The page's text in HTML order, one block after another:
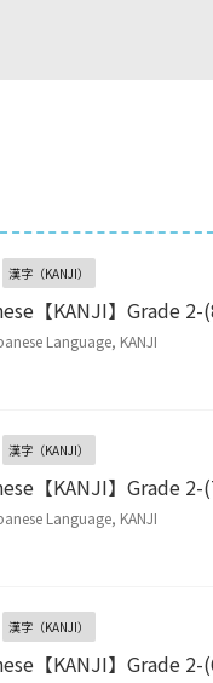
漢字（KANJI）
【KANJI】Grade
Language, KANJI
漢字（KANJI）
【KANJI】Grade
Language, KANJI
漢字（KANJI）
【KANJI】Grade